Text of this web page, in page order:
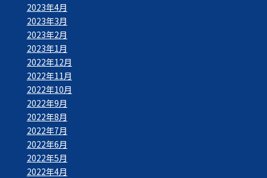
2023年4月
2023年3月
2023年2月
2023年1月
2022年12月
2022年11月
2022年10月
2022年9月
2022年8月
2022年7月
2022年6月
2022年5月
2022年4月